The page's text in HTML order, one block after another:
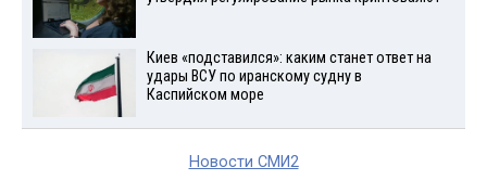
Киев «подставился»: каким станет ответ на
удары ВСУ по иранскому судну в
Каспийском море
Новости СМИ2